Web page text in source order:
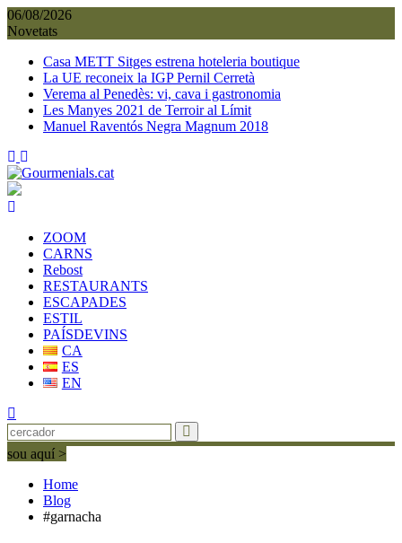
Skip
to
06/08/2026
Novetats
Casa METT Sitges estrena hoteleria boutique
La UE reconeix la IGP Pernil Cerretà
Verema al Penedès: vi, cava i gastronomia
Les Manyes 2021 de Terroir al Límit
Manuel Raventós Negra Magnum 2018
ZOOM
CARNS
Rebost
RESTAURANTS
ESCAPADES
ESTIL
PAÍSDEVINS
CA
ES
EN
sou aquí >
Home
Blog
#garnacha